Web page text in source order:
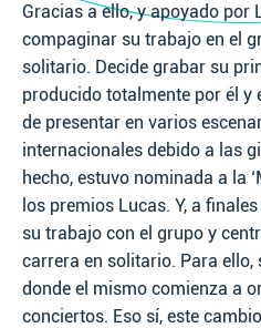
Gracias a ello, y apoyado por
compaginar su trabajo en el
solitario. Decide grabar su
producido totalmente por él y
de presentar en varios
internacionales debido a las
hecho, estuvo nominada a la
los premios Lucas. Y, a
su trabajo con el grupo y
carrera en solitario. Para ello,
donde el mismo comienza a
conciertos. Eso sí, este